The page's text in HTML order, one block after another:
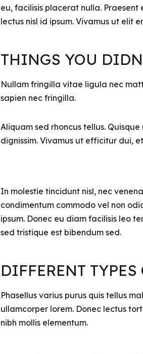
eu, facilisis placerat nulla. Praesent
lectus nisl id ipsum. Vivamus ut elit
THINGS YOU
Nullam fringilla vitae ligula nec
sapien nec fringilla.
Aliquam sed rhoncus tellus.
dignissim. Vivamus ut efficitur dui,
In molestie tincidunt nisl, nec
condimentum commodo vel non
ipsum. Donec eu diam facilisis leo
sed tristique est bibendum sed.
DIFFERENT
Phasellus varius purus quis tellus
ullamcorper lorem. Donec lectus
nibh mollis elementum.